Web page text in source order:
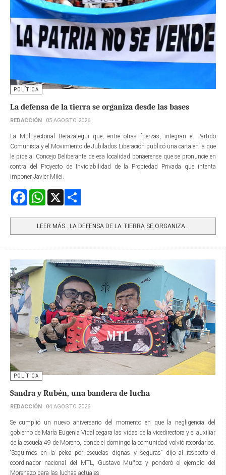
POLÍTICA
La defensa de la tierra se organiza desde las bases
REDACCIÓN 05 AGOSTO 2026
La Multisectorial Berazategui que, entre otras fuerzas, integran el Partido
Comunista y el Movimiento de Jubilados Liberación publicó una carta en la que
le pide al Concejo Deliberante de esa localidad bonaerense que se pronuncie en
contra del Proyecto de Inviolabilidad de la Propiedad Privada que intenta
imponer Javier Milei.
FacebookWhatsApp
LEER MÁS…LA DEFENSA DE LA TIERRA SE ORGANIZA...
POLÍTICA
Sandra y Rubén, una bandera de lucha
REDACCIÓN 04 AGOSTO 2026
Se cumplió un nuevo aniversario del momento en que la negligencia del
gobierno de María Eugenia Vidal cegara las vidas de la vicedirectora y el auxiliar
de la escuela 49 de Moreno, donde el domingo la comunidad volvió recordarlos.
“Seguimos en la pelea por escuelas dignas y seguras” dijo al respecto el
coordinador nacional del MTL, Gustavo Muñoz y ponderó el ejemplo del
Morenazo para las luchas actuales.